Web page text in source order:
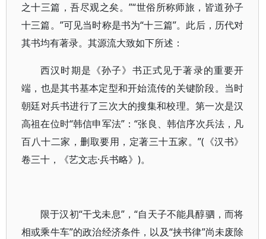
之十三篇，吾尽观之矣。”“世俗所称师旅，皆道孙子
十三篇。”可见当时称是书为“十三篇”。此后，历代对
其书均有著录。其源流大致如下所述：
西汉时期是《孙子》书正式见于著录的重要开
端，也是其书基本定型和开始流传的关键阶段。当时
朝廷对兵书进行了三次大的搜集和校理。第一次是汉
高祖在位时“韩信申军法”：“张良、韩信序次兵法，凡
百八十二家，删取要用，定著三十五家。”(《汉书》
卷三十，《艺文志·兵书略》)。
限于汉初“干戈未息”，“自天子不能具醇驷，而将
相或乘牛车”的政治经济条件，以及“挟书律”尚未废除